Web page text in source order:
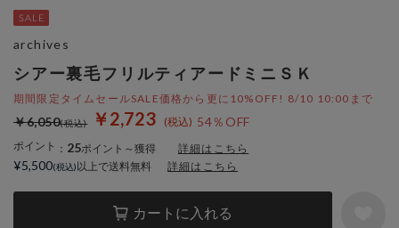
シアー裏毛フリルティアードミニＳＫ
期間限定タイムセールSALE価格から更に10%OFF! 8/10 10:00まで
￥2,723 54％OFF
￥6,050
ポイント ： 25ポイント～獲得 詳細はこちら
カートに入れる
archives
¥5,500 以上で送料無料 詳細はこちら